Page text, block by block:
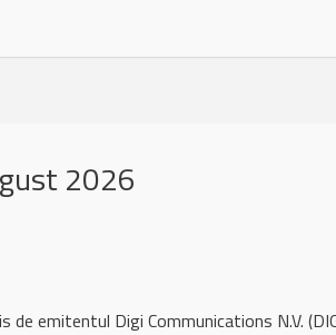
2026
de emitentul Digi Communications N.V.